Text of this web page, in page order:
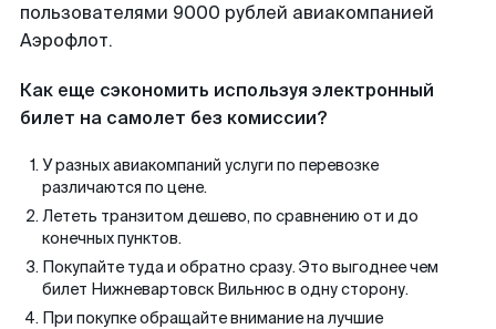
пользователями 9000 рублей авиакомпанией
Аэрофлот.
Как еще сэкономить используя электронный
билет на самолет без комиссии?
У разных авиакомпаний услуги по перевозке
различаются по цене.
Лететь транзитом дешево, по сравнению от и до
конечных пунктов.
Покупайте туда и обратно сразу. Это выгоднее чем
билет Нижневартовск Вильнюс в одну сторону.
При покупке обращайте внимание на лучшие